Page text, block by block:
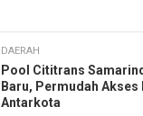
DAERAH
Pool Cititrans
Baru, Permudah Akses
Antarkota